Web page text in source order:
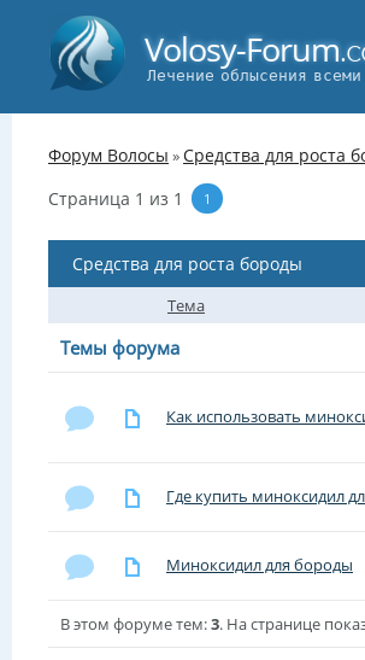
Volosy-Forum
Лечение облысения
Форум Волосы »Средства для роста
Страница 1 из 1 1
Средства для роста бороды
Тема
Темы форума
Как использовать
Где купить миноксидил
Миноксидил для бороды
В этом форуме тем:3. На странице